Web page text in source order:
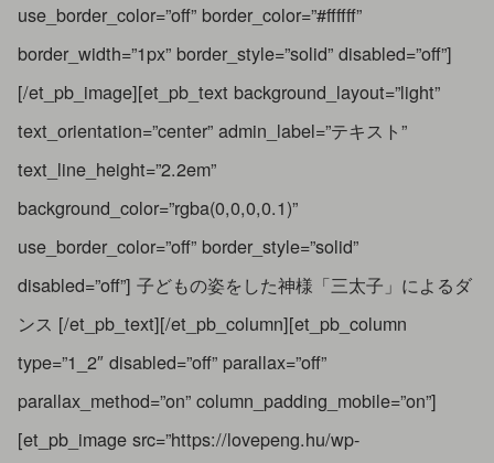
use_border_color=”off” border_color=”#ffffff”
border_width=”1px” border_style=”solid” disabled=”off”]
[/et_pb_image][et_pb_text background_layout=”light”
text_orientation=”center” admin_label=”テキスト”
text_line_height=”2.2em”
background_color=”rgba(0,0,0,0.1)”
use_border_color=”off” border_style=”solid”
disabled=”off”] 子どもの姿をした神様「三太子」によるダ
ンス [/et_pb_text][/et_pb_column][et_pb_column
type=”1_2″ disabled=”off” parallax=”off”
parallax_method=”on” column_padding_mobile=”on”]
[et_pb_image src=”https://lovepeng.hu/wp-